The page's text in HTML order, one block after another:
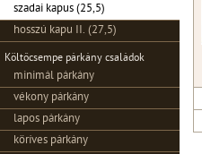
szadai kapus (25,5)
hosszú kapu II. (27,5)
Költőcsempe párkány családok
minimál párkány
vékony párkány
lapos párkány
köríves párkány